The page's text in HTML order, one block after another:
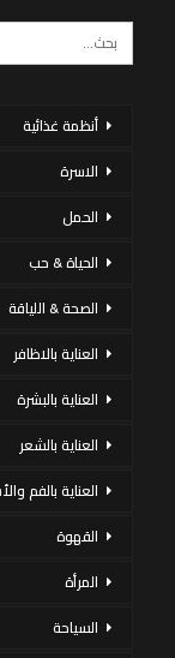
أنظمة غذائية
الاسرة
الحمل
الحياة & حب
الصحة & اللياقة
العناية بالاظافر
العناية بالبشرة
العناية بالشعر
العناية بالفم
القهوة
المرأة
السياحة